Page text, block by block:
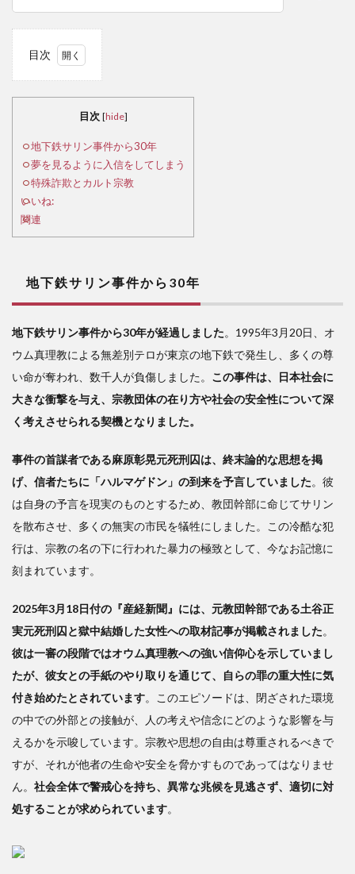
目次
ン事
件か
ら
2
るよ
うに
をし
てし
まう
3
特
欺と
カル
ト宗
教
目次 [hide]
地下鉄サリン事件から30年
夢を見るように入信をしてしまう
特殊詐欺とカルト宗教
いいね:
関連
地下鉄サリン事件から 30年
地下鉄サリン事件から30年が経過しました。1995年3月20日、オ
ウム真理教による無差別テロが東京の地下鉄で発生し、多くの尊
い命が奪われ、数千人が負傷しました。 この事件は、日本社会に
大きな衝撃を与え、宗教団体の在り方や社会の安全性について深
く考えさせられる契機となりました。
事件の首謀者である麻原彰晃元死刑囚は、終末論的な思想を掲
げ、信者たちに「ハルマゲドン」の到来を予言していました。彼
は自身の予言を現実のものとするため、教団幹部に命じてサリン
を散布させ、多くの無実の市民を犠牲にしました。この冷酷な犯
行は、宗教の名の下に行われた暴力の極致として、今なお記憶に
刻まれています。
2025年3月18日付の『産経新聞』には、元教団幹部である土谷正
実元死刑囚と獄中結婚した女性への取材記事が掲載されました。
彼は一審の段階ではオウム真理教への強い信仰心を示していまし
たが、彼女との手紙のやり取りを通じて、自らの罪の重大性に気
付き始めたとされています。このエピソードは、閉ざされた環境
の中での外部との接触が、人の考えや信念にどのような影響を与
えるかを示唆しています。宗教や思想の自由は尊重されるべきで
すが、それが他者の生命や安全を脅かすものであってはなりませ
ん。 社会全体で警戒心を持ち、異常な兆候を見逃さず、適切に対
処することが求められています。